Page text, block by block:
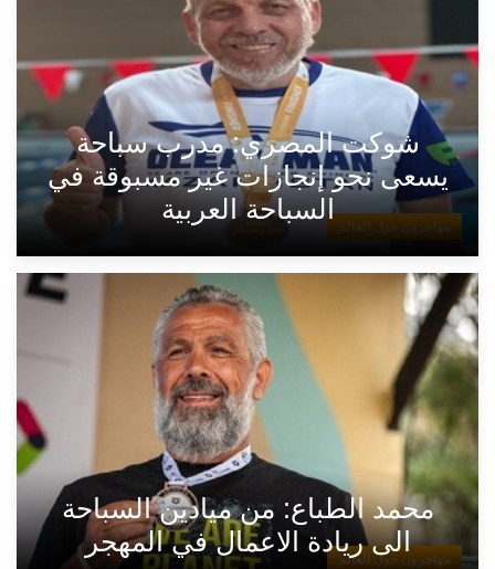
مهاجرون حول العالم
شوكت المصري: مدرب سباحة
يسعى نحو إنجازات غير مسبوقة في
السباحة العربية
مهاجرون حول العالم
محمد الطباع: من ميادين السباحة
الى ريادة الاعمال في المهجر